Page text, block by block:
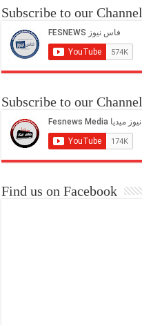
Subscribe to our Channel
Subscribe to our Channel
Find us on Facebook